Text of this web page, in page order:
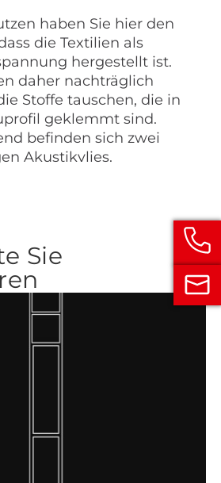
haben Sie hier den
die Textilien als
hergestellt ist.
daher nachträglich
Stoffe tauschen, die in
geklemmt sind.
befinden sich zwei
Akustikvlies.
Sie